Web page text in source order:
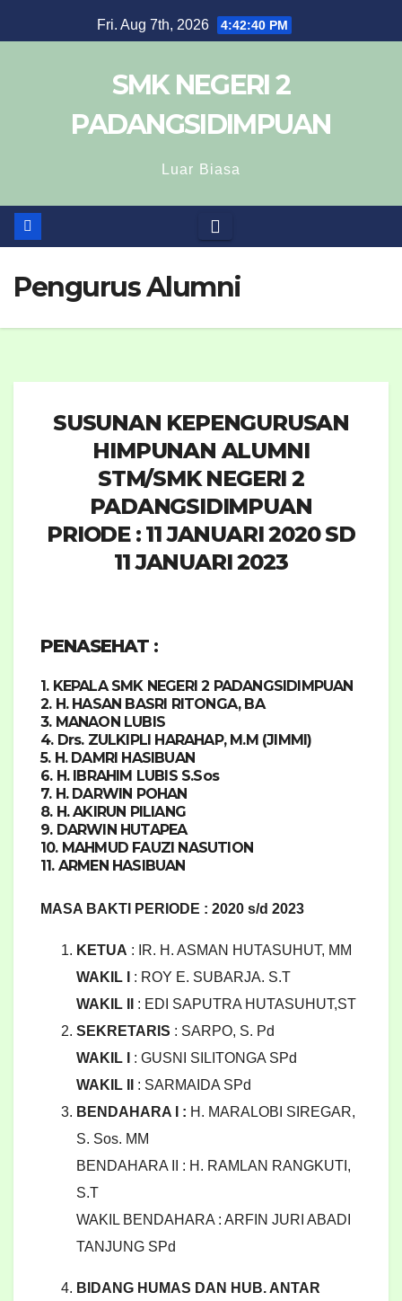
Fri. Aug 7th, 2026 4:42:40 PM
SMK NEGERI 2
PADANGSIDIMPUAN
Luar Biasa
Pengurus Alumni
SUSUNAN KEPENGURUSAN
HIMPUNAN ALUMNI
STM/SMK NEGERI 2
PADANGSIDIMPUAN
PRIODE : 11 JANUARI 2020 SD
11 JANUARI 2023
PENASEHAT :
1. KEPALA SMK NEGERI 2 PADANGSIDIMPUAN
2. H. HASAN BASRI RITONGA, BA
3. MANAON LUBIS
4. Drs. ZULKIPLI HARAHAP, M.M (JIMMI)
5. H. DAMRI HASIBUAN
6. H. IBRAHIM LUBIS S.Sos
7. H. DARWIN POHAN
8. H. AKIRUN PILIANG
9. DARWIN HUTAPEA
10. MAHMUD FAUZI NASUTION
11. ARMEN HASIBUAN
MASA BAKTI PERIODE : 2020 s/d 2023
KETUA : IR. H. ASMAN HUTASUHUT, MM
WAKIL I
: ROY E. SUBARJA. S.T
WAKIL II
: EDI SAPUTRA HUTASUHUT,ST
SEKRETARIS : SARPO, S. Pd
WAKIL I
: GUSNI SILITONGA SPd
WAKIL II
: SARMAIDA SPd
BENDAHARA I : H. MARALOBI SIREGAR,
S. Sos. MM
BENDAHARA II : H. RAMLAN RANGKUTI,
S.T
WAKIL BENDAHARA : ARFIN JURI ABADI
TANJUNG SPd
BIDANG HUMAS DAN HUB. ANTAR